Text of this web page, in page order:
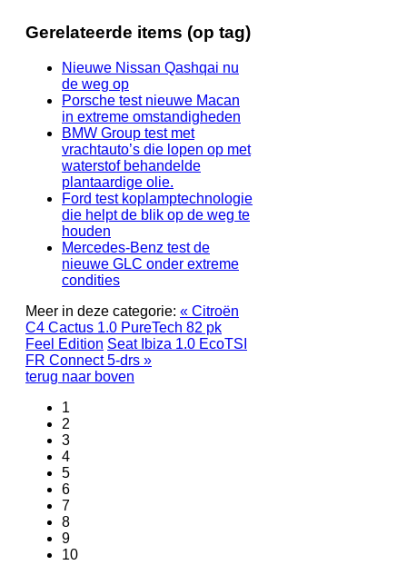
Gerelateerde items (op tag)
Nieuwe Nissan Qashqai nu
de weg op
Porsche test nieuwe Macan
in extreme omstandigheden
BMW Group test met
vrachtauto’s die lopen op met
waterstof behandelde
plantaardige olie.
Ford test koplamptechnologie
die helpt de blik op de weg te
houden
Mercedes-Benz test de
nieuwe GLC onder extreme
condities
Meer in deze categorie: « Citroën
C4 Cactus 1.0 PureTech 82 pk
Feel Edition Seat Ibiza 1.0 EcoTSI
FR Connect 5-drs »
terug naar boven
1
2
3
4
5
6
7
8
9
10